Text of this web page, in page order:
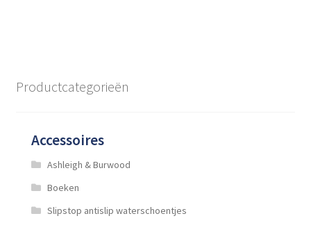
Productcategorieën
Accessoires
Ashleigh & Burwood
Boeken
Slipstop antislip waterschoentjes